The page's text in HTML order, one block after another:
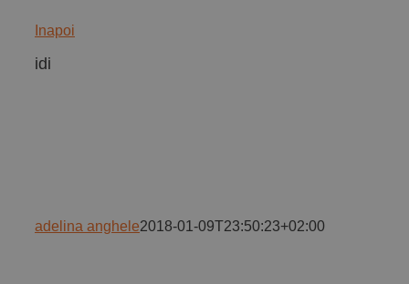
Programe
Parteneri
Inapoi
idi
adelina anghele2018-01-09T23:50:23+02:00